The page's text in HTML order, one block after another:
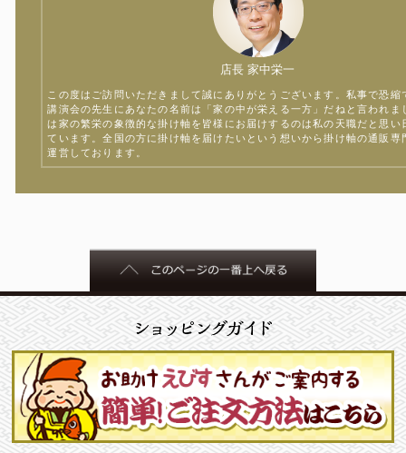
店長 家中栄一
この度はご訪問いただきまして誠にありがとうございます。私事で恐縮
講演会の先生にあなたの名前は「家の中が栄える一方」だねと言われま
は家の繁栄の象徴的な掛け軸を皆様にお届けするのは私の天職だと思い
ています。全国の方に掛け軸を届けたいという想いから掛け軸の通販専
運営しております。